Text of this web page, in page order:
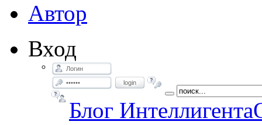
Автор
Вход
login
Блог Интеллигента